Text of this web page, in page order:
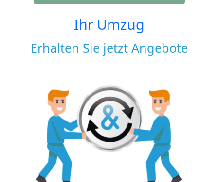
Ihr Umzug
Erhalten Sie jetzt Angebote